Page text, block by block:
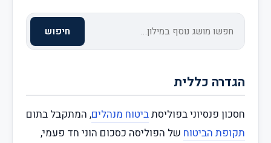
חיפוש
הגדרה כללית
חסכון פנסיוני בפוליסתביטוח מנהלים, המתקבל בתום
תקופת הביטוח של הפוליסה כסכום הוני חד פעמי,